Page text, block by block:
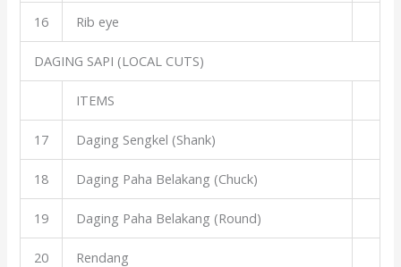
16 Rib eye
DAGING SAPI (LOCAL CUTS)
ITEMS
17 Daging Sengkel (Shank)
18 Daging Paha Belakang (Chuck)
19 Daging Paha Belakang (Round)
20 Rendang